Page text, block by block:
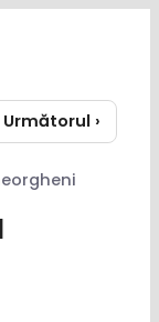
Următorul ›